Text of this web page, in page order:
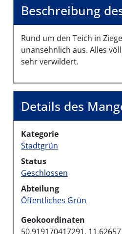
Beschreibung
Rund um den Teich in
unansehnlich aus. Alles
sehr verwildert.
Details des
Kategorie
Stadtgrün
Status
Geschlossen
Abteilung
Öffentliches Grün
Geokoordinaten
50.919170417291,